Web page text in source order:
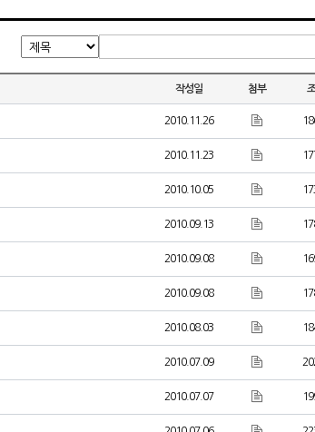
작성일 첨부
2010.11.26
2010.11.23
2010.10.05
2010.09.13
2010.09.08
2010.09.08
2010.08.03
2010.07.09
2010.07.07